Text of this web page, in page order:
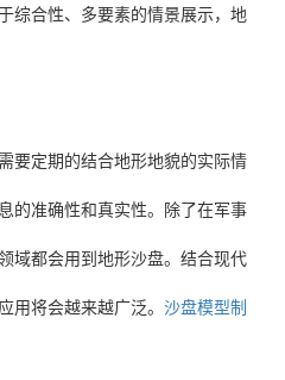
综合性、多要素的情景展示，地
要定期的结合地形地貌的实际情
的准确性和真实性。除了在军事
域都会用到地形沙盘。结合现代
用将会越来越广泛。沙盘模型制